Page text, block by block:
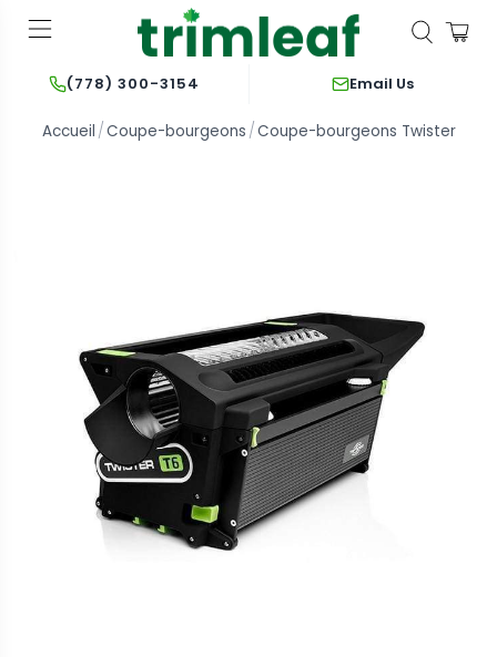
(778) 300-3154 Email Us
Accueil Coupe-bourgeons Coupe-bourgeons Twister